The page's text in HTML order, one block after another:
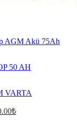
AGM Akü 75Ah
50 AH
VARTA
₺